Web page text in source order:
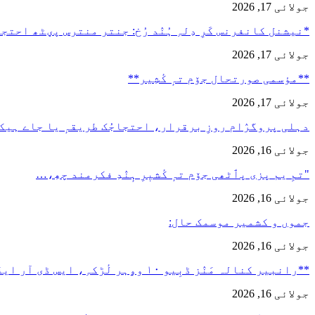
جولائی 17, 2026
*نیشنل کانفرنس کَرِ دِلہِ ہُنٛد رُخ: جنتر منترس پؠٹھ
جولائی 17, 2026
**مؤسمی صورتحال جۆم تہٕ کٔشِیر**
جولائی 17, 2026
دہلی پروگرٛام روزِ برقرار، احتجاجُک طریقہٕ یا جاے
جولائی 16, 2026
"تمِ یم پزی پٲٹھی جۆم تہٕ کٔشیٖرِ ہٕنٛدِ فکرمند چھِ،…
جولائی 16, 2026
جموں و کشمیر موسمک حال:
جولائی 16, 2026
**رانبیر کنالہ مَنٛز ڈبِیو ۱۰ وۄہر لٔڑکہِ، ایس ڈی آر ایفَن…
جولائی 16, 2026